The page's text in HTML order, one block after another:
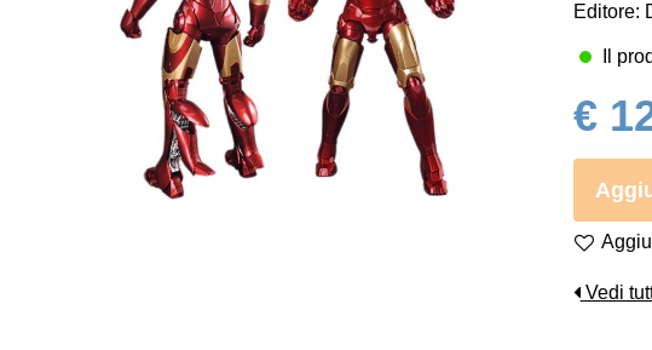
Editore:
Il
€
Vedi